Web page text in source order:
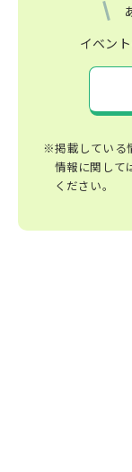
イベン
※掲載している
情報に関して
ください。